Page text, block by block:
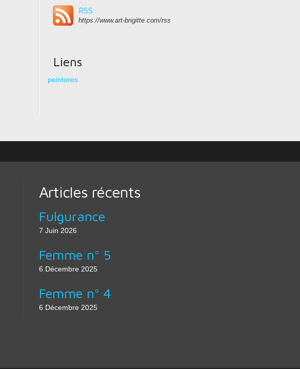
RSS
https://www.art-brigitte.com/rss
Liens
peintures
Articles récents
Fulgurance
7 Juin 2026
Femme n° 5
6 Décembre 2025
Femme n° 4
6 Décembre 2025